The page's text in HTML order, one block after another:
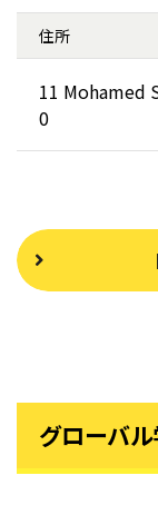
住所
11 Mohamed
0
グローバル